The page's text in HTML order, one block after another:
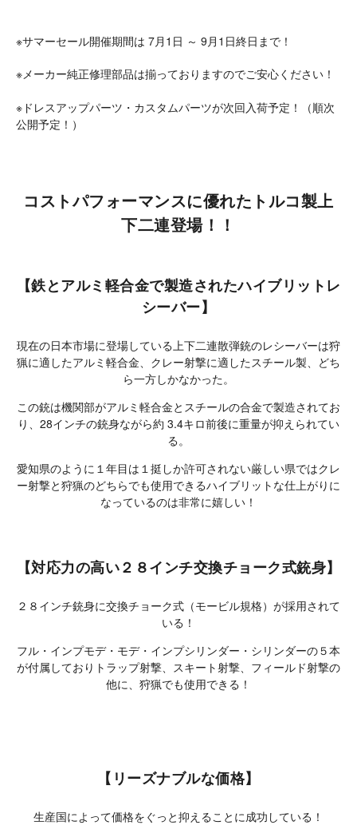
※サマーセール開催期間は 7月1日 ～ 9月1日終日まで！
※メーカー純正修理部品は揃っておりますのでご安心ください！
※ドレスアップパーツ・カスタムパーツが次回入荷予定！（順次
公開予定！）
コストパフォーマンスに優れたトルコ製上
下二連登場！！
【鉄とアルミ軽合金で製造されたハイブリットレ
シーバー】
現在の日本市場に登場している上下二連散弾銃のレシーバーは狩
猟に適したアルミ軽合金、クレー射撃に適したスチール製、どち
ら一方しかなかった。
この銃は機関部がアルミ軽合金とスチールの合金で製造されてお
り、28インチの銃身ながら約 3.4キロ前後に重量が抑えられてい
る。
愛知県のように１年目は１挺しか許可されない厳しい県ではクレ
ー射撃と狩猟のどちらでも使用できるハイブリットな仕上がりに
なっているのは非常に嬉しい！
【対応力の高い２８インチ交換チョーク式銃身】
２８インチ銃身に交換チョーク式（モービル規格）が採用されて
いる！
フル・インプモデ・モデ・インプシリンダー・シリンダーの５本
が付属しておりトラップ射撃、スキート射撃、フィールド射撃の
他に、狩猟でも使用できる！
【リーズナブルな価格】
生産国によって価格をぐっと抑えることに成功している！